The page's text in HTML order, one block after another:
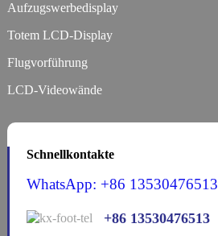
Aufzugswerbedisplay
Totem LCD-Display
Flugvorführung
LCD-Videowände
Schnellkontakte
WhatsApp: +86 13530476513
+86 13530476513